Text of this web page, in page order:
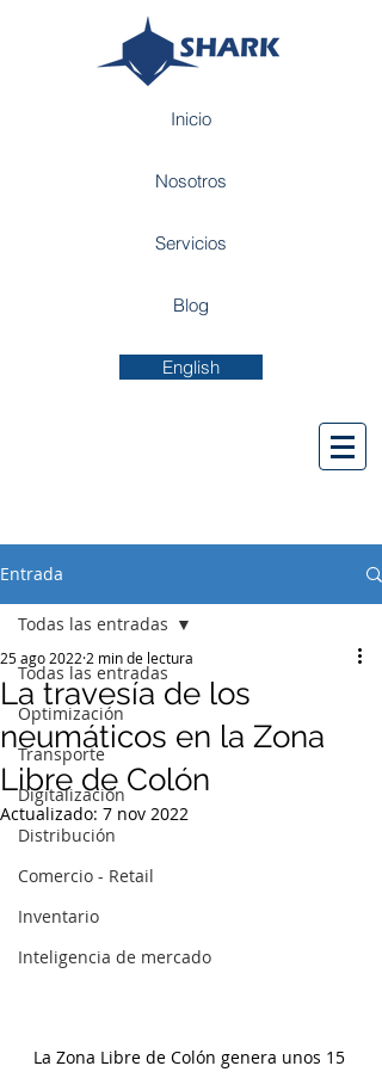
Inicio
Nosotros
Servicios
Blog
English
Entrada
Todas las entradas
Optimización
Transporte
Digitalización
Distribución
Comercio - Retail
Inventario
Inteligencia de mercado
Todas las entradas
La travesía de los
neumáticos en la Zona
Libre de Colón
25 ago 2022 2 min de lectura
Actualizado: 7 nov 2022
La Zona Libre de Colón genera unos 15